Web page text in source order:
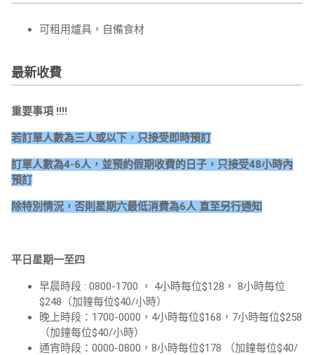
可租用爐具，自備食材
最新收費
重要事項 !!!!
若訂單人數為三人或以下，只接受即時預訂
訂單人數為4-6人，並預約假期收費的日子，只接受48小時內
預訂
除特別情況，否則星期六最低消費為6人 直至另行通知
平日星期一至四
早晨時段 : 0800-1700 ， 4小時每位$128， 8小時每位
$248（加鐘每位$40/小時）
晚上時段：1700-0000，4小時每位$168，7小時每位$258
（加鐘每位$40/小時）
通宵時段：0000-0800，8小時每位$178 （加鐘每位$40/